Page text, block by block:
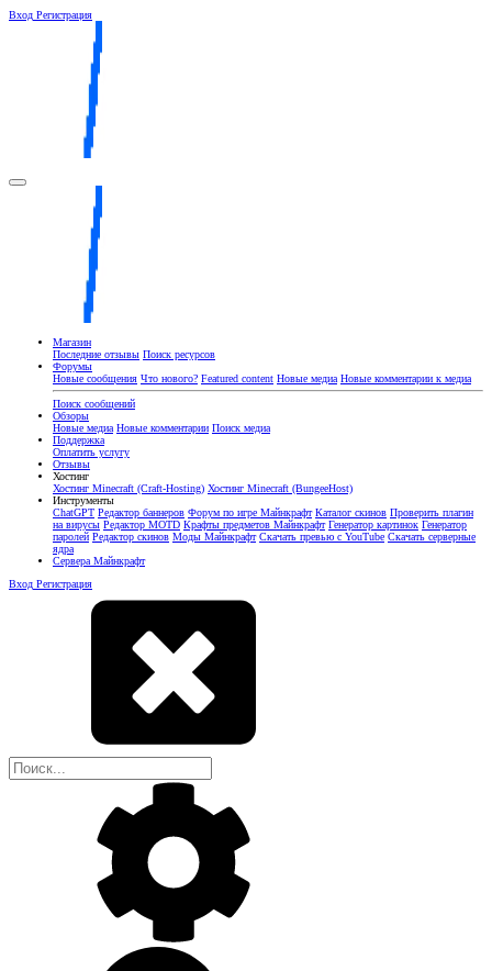
Вход Регистрация
Магазин
Последние отзывы Поиск ресурсов
Форумы
Новые сообщения Что нового? Featured content Новые медиа Новые комментарии к медиа
Поиск сообщений
Обзоры
Новые медиа Новые комментарии Поиск медиа
Поддержка
Оплатить услугу
Отзывы
Хостинг
Хостинг Minecraft (Craft-Hosting) Хостинг Minecraft (BungeeHost)
Инструменты
ChatGPT Редактор баннеров Форум по игре Майнкрафт Каталог скинов Проверить плагин
на вирусы Редактор MOTD Крафты предметов Майнкрафт Генератор картинок Генератор
паролей Редактор скинов Моды Майнкрафт Скачать превью с YouTube Скачать серверные
ядра
Сервера Майнкрафт
Вход Регистрация